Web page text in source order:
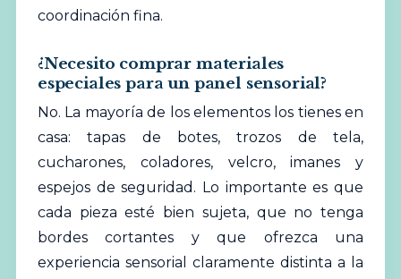
coordinación fina.
¿Necesito comprar materiales
especiales para un panel sensorial?
No. La mayoría de los elementos los tienes en
casa: tapas de botes, trozos de tela,
cucharones, coladores, velcro, imanes y
espejos de seguridad. Lo importante es que
cada pieza esté bien sujeta, que no tenga
bordes cortantes y que ofrezca una
experiencia sensorial claramente distinta a la